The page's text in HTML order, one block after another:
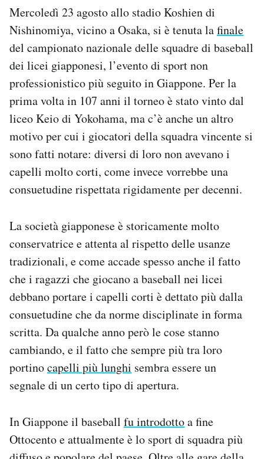
AREA PERSONALE
Area Personale
Newsletter
Notifiche mobile
Regala il Post
Hai bisogno di aiuto?
Esci
Mercoledì 23 agosto allo stadio Koshien di
Nishinomiya, vicino a Osaka, si è tenuta lafinale
del campionato nazionale delle squadre di baseball
dei licei giapponesi, l’evento di sport non
professionistico più seguito in Giappone. Per la
prima volta in 107 anni il torneo è stato vinto dal
liceo Keio di Yokohama, ma c’è anche un altro
motivo per cui i giocatori della squadra vincente si
sono fatti notare: diversi di loro non avevano i
capelli molto corti, come invece vorrebbe una
consuetudine rispettata rigidamente per decenni.
La società giapponese è storicamente molto
conservatrice e attenta al rispetto delle usanze
tradizionali, e come accade spesso anche il fatto
che i ragazzi che giocano a baseball nei licei
debbano portare i capelli corti è dettato più dalla
consuetudine che da norme disciplinate in forma
scritta. Da qualche anno però le cose stanno
cambiando, e il fatto che sempre più tra loro
portinocapelli più lunghi sembra essere un
segnale di un certo tipo di apertura.
In Giappone il baseball fu introdottoa fine
Ottocento e attualmente è lo sport di squadra più